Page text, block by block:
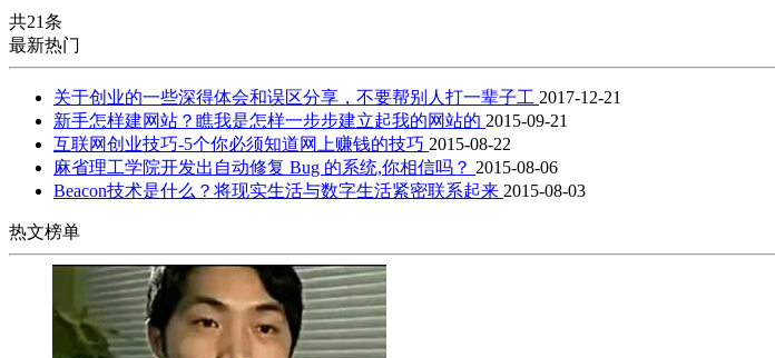
共21条
最新热门
关于创业的一些深得体会和误区分享，不要帮别人打一辈子工 2017-12-21
新手怎样建网站？瞧我是怎样一步步建立起我的网站的 2015-09-21
互联网创业技巧-5个你必须知道网上赚钱的技巧 2015-08-22
麻省理工学院开发出自动修复 Bug 的系统,你相信吗？ 2015-08-06
Beacon技术是什么？将现实生活与数字生活紧密联系起来 2015-08-03
热文榜单